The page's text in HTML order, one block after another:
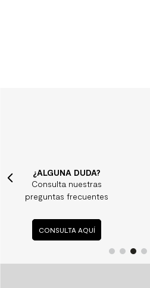
¿ALGUNA DUDA?
Consulta nuestras
preguntas frecuentes
CONSULTA AQUÍ